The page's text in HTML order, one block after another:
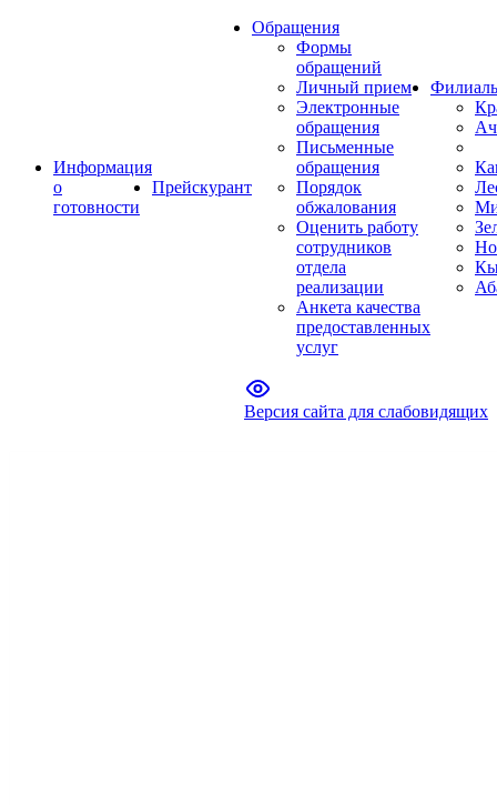
Информация
о
готовности
Прейскурант
Обращения
Формы
обращений
Личный прием
Электронные
обращения
Письменные
обращения
Порядок
обжалования
Оценить работу
сотрудников
отдела
реализации
Анкета качества
предоставленных
услуг
Версия сайта для слабовидящих